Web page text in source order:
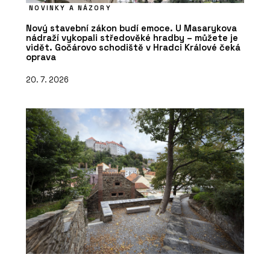
NOVINKY A NÁZORY
Nový stavební zákon budí emoce. U Masarykova
nádraží vykopali středověké hradby – můžete je
vidět. Gočárovo schodiště v Hradci Králové čeká
oprava
20. 7. 2026